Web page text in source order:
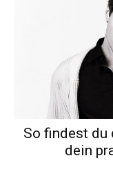
So findest du
dein